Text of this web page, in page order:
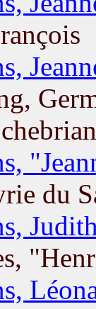
du